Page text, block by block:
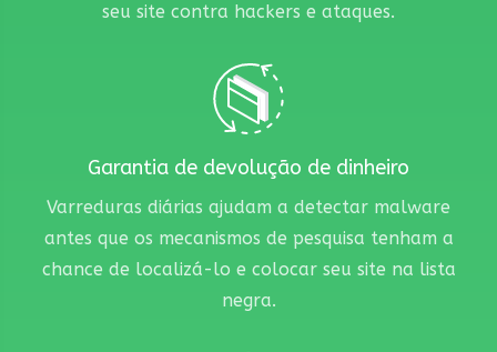
seu site contra hackers e ataques.
Garantia de devolução de dinheiro
Varreduras diárias ajudam a detectar malware
antes que os mecanismos de pesquisa tenham a
chance de localizá-lo e colocar seu site na lista
negra.